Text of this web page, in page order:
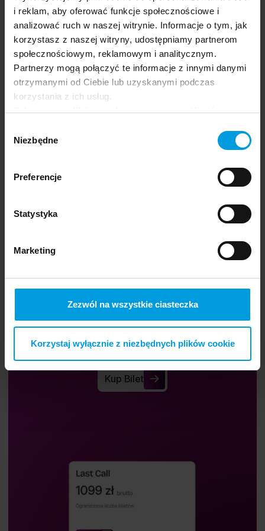
i reklam, aby oferować funkcje społecznościowe i
analizować ruch w naszej witrynie. Informacje o tym, jak
korzystasz z naszej witryny, udostępniamy partnerom
społecznościowym, reklamowym i analitycznym.
Partnerzy mogą połączyć te informacje z innymi danymi
otrzymanymi od Ciebie lub uzyskanymi podczas
korzystania z ich usług.
Odrzucenie plików cookie może uniemożliwić
oferowanych na naszej stronie, w tym m.in. z
zgody
Niezbędne
Preferencje
Statystyka
Marketing
Zezwól na wszystkie ciasteczka
Korzystaj wyłącznie z niezbędnych plików cookie
Aplikacja festiwalu.
Kup bilet.
Kup bilet i weź udział w Re_Mind.
Kup Bilet
Kup Bilet